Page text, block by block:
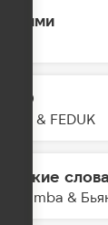
Обними
LETO
JONY & FEDUK
Громкие слова
The Limba &